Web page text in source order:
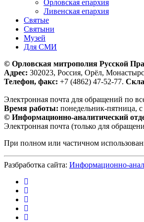
Орловская епархия
Ливенская епархия
Святые
Святыни
Музей
Для СМИ
© Орловская митрополия Русской
Адрес: 302023, Россия, Орёл,
Телефон, факс: +7 (4862) 47-52-77.
Электронная почта для обращений по
Время работы: понедельник-пятница,
© Информационно-аналитический
Электронная почта (только для
При полном или частичном
Разбработка сайта: Информационно-